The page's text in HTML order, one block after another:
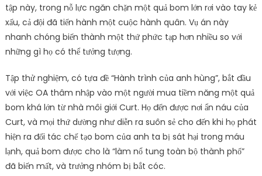
tập này, trong nỗ lực ngăn chặn một quả bom lớn rơi vào tay kẻ
xấu, cả đội đã tiến hành một cuộc hành quân. Vụ án này
nhanh chóng biến thành một thứ phức tạp hơn nhiều so với
những gì họ có thể tưởng tượng.
Tập thử nghiệm, có tựa đề “Hành trình của anh hùng”, bắt đầu
với việc OA thâm nhập vào một người mua tiềm năng một quả
bom khá lớn từ nhà môi giới Curt. Họ đến được nơi ẩn náu của
Curt, và mọi thứ dường như diễn ra suôn sẻ cho đến khi họ phát
hiện ra đối tác chế tạo bom của anh ta bị sát hại trong máu
lạnh, quả bom được cho là “làm nổ tung toàn bộ thành phố”
đã biến mất, và trưởng nhóm bị bắt cóc.